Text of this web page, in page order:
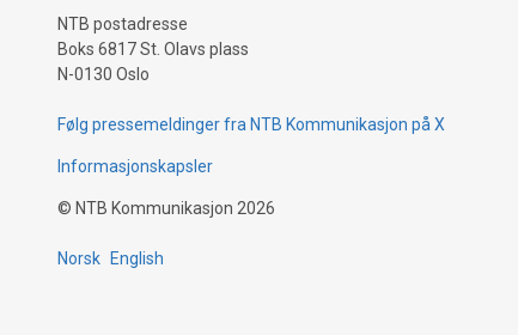
NTB postadresse
Boks 6817 St. Olavs plass
N-0130 Oslo
Følg pressemeldinger fra NTB Kommunikasjon på X
Informasjonskapsler
© NTB Kommunikasjon 2026
Norsk English